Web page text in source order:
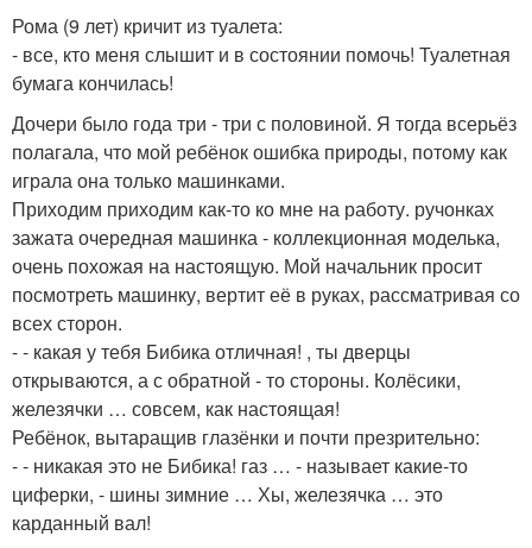
Рома (9 лет) кричит из туалета:
- все, кто меня слышит и в состоянии помочь! Туалетная
бумага кончилась!
Дочери было года три - три с половиной. Я тогда всерьёз
полагала, что мой ребёнок ошибка природы, потому как
играла она только машинками.
Приходим приходим как-то ко мне на работу. ручонках
зажата очередная машинка - коллекционная моделька,
очень похожая на настоящую. Мой начальник просит
посмотреть машинку, вертит её в руках, рассматривая со
всех сторон.
- - какая у тебя Бибика отличная! , ты дверцы
открываются, а с обратной - то стороны. Колёсики,
железячки … совсем, как настоящая!
Ребёнок, вытаращив глазёнки и почти презрительно:
- - никакая это не Бибика! газ … - называет какие-то
циферки, - шины зимние … Хы, железячка … это
карданный вал!